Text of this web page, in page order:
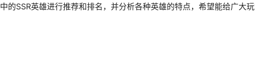
的SSR英雄进行推荐和排名，并分析各种英雄的特点，希望能给广大玩